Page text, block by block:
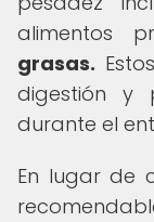
alimentos
grasas.
digestión y
durante el
En lugar de